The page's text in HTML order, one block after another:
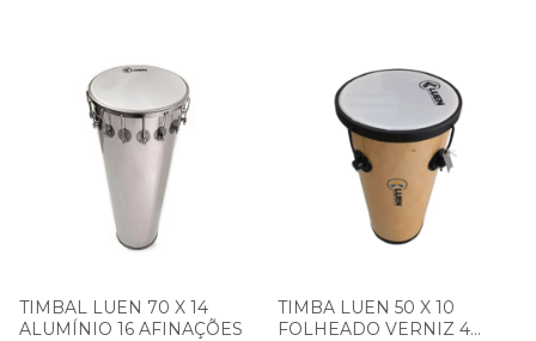
TIMBAL LUEN 70 X 14
ALUMÍNIO 16 AFINAÇÕES
TIMBA LUEN 50 X 10
FOLHEADO VERNIZ 4